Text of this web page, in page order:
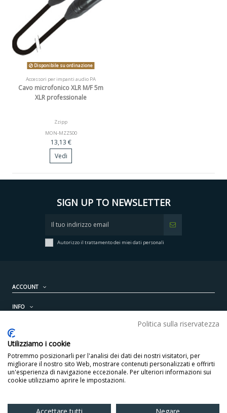
Disponibile su ordinazione
Accessori per impanti audio PA
Cavo microfonico XLR M/F 5m
XLR professionale
Zzipp
MON-MZZ500
13,13 €
Vedi
SIGN UP TO NEWSLETTER
Autorizzo il trattamento dei miei dati personali
ACCOUNT
INFO
CONTATTI
Politica sulla riservatezza
Utilizziamo i cookie
Potremmo posizionarli per l'analisi dei dati dei nostri visitatori, per
migliorare il nostro sito Web, mostrare contenuti personalizzati e offrirti
un'esperienza di navigazione eccezionale. Per ulteriori informazioni sui
cookie utilizziamo aprire le impostazioni.